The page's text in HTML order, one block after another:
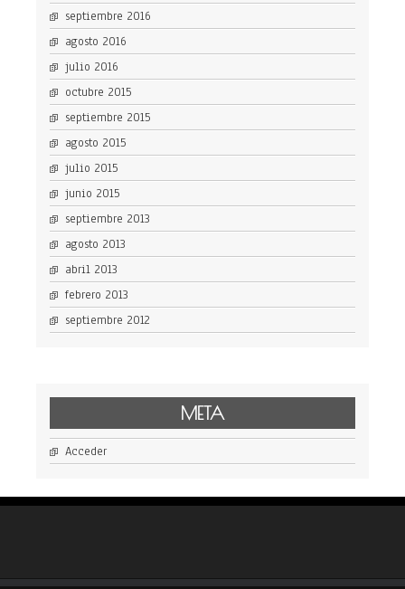
septiembre 2016
agosto 2016
julio 2016
octubre 2015
septiembre 2015
agosto 2015
julio 2015
junio 2015
septiembre 2013
agosto 2013
abril 2013
febrero 2013
septiembre 2012
META
Acceder